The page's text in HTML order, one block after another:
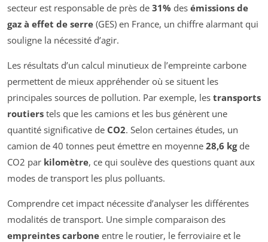
secteur est responsable de près de 31% des émissions de
gaz à effet de serre (GES) en France, un chiffre alarmant qui
souligne la nécessité d’agir.
Les résultats d’un calcul minutieux de l’empreinte carbone
permettent de mieux appréhender où se situent les
principales sources de pollution. Par exemple, les transports
routiers tels que les camions et les bus génèrent une
quantité significative de CO2. Selon certaines études, un
camion de 40 tonnes peut émettre en moyenne 28,6 kgde
CO2 par kilomètre, ce qui soulève des questions quant aux
modes de transport les plus polluants.
Comprendre cet impact nécessite d’analyser les différentes
modalités de transport. Une simple comparaison des
empreintes carbone entre le routier, le ferroviaire et le